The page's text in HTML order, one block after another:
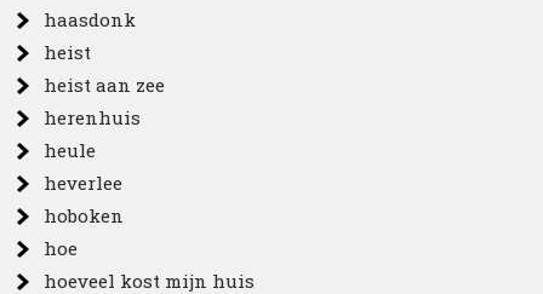
haasdonk
heist
heist aan zee
herenhuis
heule
heverlee
hoboken
hoe
hoeveel kost mijn huis